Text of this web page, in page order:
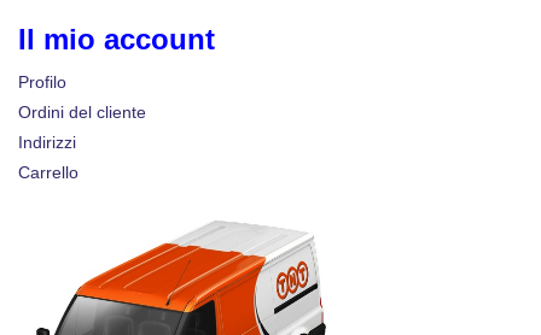
Il mio account
Profilo
Ordini del cliente
Indirizzi
Carrello